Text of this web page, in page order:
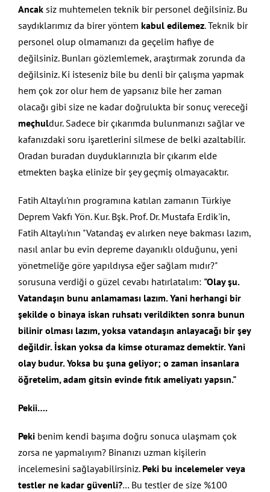
Ancaksiz muhtemelen teknik bir personel değilsiniz. Bu
saydıklarımız da birer yöntem kabul edilemez. Teknik bir
personel olup olmamanızı da geçelim hafiye de
değilsiniz. Bunları gözlemlemek, araştırmak zorunda da
değilsiniz. Ki isteseniz bile bu denli bir çalışma yapmak
hem çok zor olur hem de yapsanız bile her zaman
olacağı gibi size ne kadar doğrulukta bir sonuç vereceği
meçhuldur. Sadece bir çıkarımda bulunmanızı sağlar ve
kafanızdaki soru işaretlerini silmese de belki azaltabilir.
Oradan buradan duyduklarınızla bir çıkarım elde
etmekten başka elinize bir şey geçmiş olmayacaktır.
Fatih Altaylı'nın programına katılan zamanın Türkiye
Deprem Vakfı Yön. Kur. Bşk. Prof. Dr. Mustafa Erdik'in,
Fatih Altaylı'nın "Vatandaş ev alırken neye bakması lazım,
nasıl anlar bu evin depreme dayanıklı olduğunu, yeni
yönetmeliğe göre yapıldıysa eğer sağlam mıdır?"
sorusuna verdiği o güzel cevabı hatırlatalım: "Olay şu.
Vatandaşın bunu anlamaması lazım. Yani herhangi bir
şekilde o binaya iskan ruhsatı verildikten sonra bunun
bilinir olması lazım, yoksa vatandaşın anlayacağı bir şey
değildir. İskan yoksa da kimse oturamaz demektir. Yani
olay budur. Yoksa bu şuna geliyor; o zaman insanlara
öğretelim, adam gitsin evinde fıtık ameliyatı yapsın."
Pekii….
Pekibenim kendi başıma doğru sonuca ulaşmam çok
zorsa ne yapmalıyım? Binanızı uzman kişilerin
incelemesini sağlayabilirsiniz. Peki bu incelemeler veya
testler ne kadar güvenli?… Bu testler de size %100